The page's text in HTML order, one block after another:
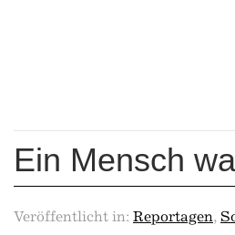
Ein Mensch
Veröffentlicht in: Reportagen,